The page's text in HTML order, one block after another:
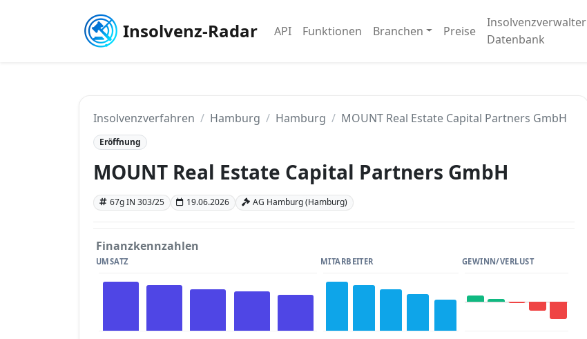
Insolvenz-Radar API Funktionen Branchen Preise
Insolvenzverwalter
Datenbank
Insolvenzverfahren Hamburg Hamburg MOUNT Real Estate Capital Partners GmbH
Eröffnung
MOUNT Real Estate Capital Partners GmbH
67g IN 303/25 19.06.2026 AG Hamburg (Hamburg)
Finanzkennzahlen
UMSATZ MITARBEITER GEWINN/VERLUST